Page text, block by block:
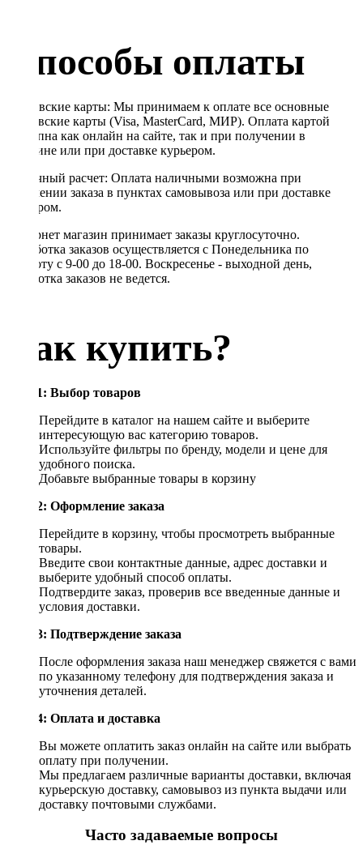
Способы оплаты
Банковские карты: Мы принимаем к оплате все основные
банковские карты (Visa, MasterCard, МИР). Оплата картой
доступна как онлайн на сайте, так и при получении в
магазине или при доставке курьером.
Наличный расчет: Оплата наличными возможна при
получении заказа в пунктах самовывоза или при доставке
курьером.
Интернет магазин принимает заказы круглосуточно.
Обработка заказов осуществляется с Понедельника по
Субботу с 9-00 до 18-00. Воскресенье - выходной день,
обработка заказов не ведется.
Как купить?
Шаг 1: Выбор товаров
Перейдите в каталог на нашем сайте и выберите
интересующую вас категорию товаров.
Используйте фильтры по бренду, модели и цене для
удобного поиска.
Добавьте выбранные товары в корзину
Шаг 2: Оформление заказа
Перейдите в корзину, чтобы просмотреть выбранные
товары.
Введите свои контактные данные, адрес доставки и
выберите удобный способ оплаты.
Подтвердите заказ, проверив все введенные данные и
условия доставки.
Шаг 3: Подтверждение заказа
После оформления заказа наш менеджер свяжется с вами
по указанному телефону для подтверждения заказа и
уточнения деталей.
Шаг 4: Оплата и доставка
Вы можете оплатить заказ онлайн на сайте или выбрать
оплату при получении.
Мы предлагаем различные варианты доставки, включая
курьерскую доставку, самовывоз из пункта выдачи или
доставку почтовыми службами.
Часто задаваемые вопросы